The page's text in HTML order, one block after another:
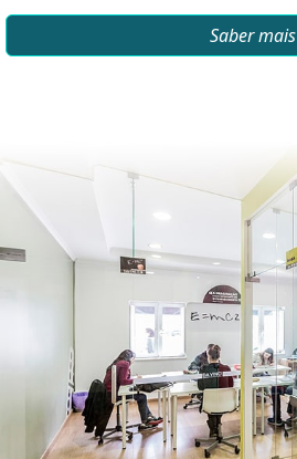
Saber mais